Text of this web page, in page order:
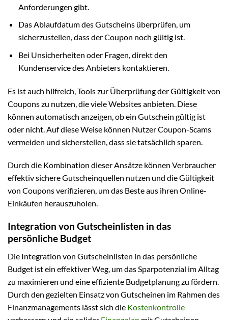
Anforderungen gibt.
Das Ablaufdatum des Gutscheins überprüfen, um
sicherzustellen, dass der Coupon noch gültig ist.
Bei Unsicherheiten oder Fragen, direkt den
Kundenservice des Anbieters kontaktieren.
Es ist auch hilfreich, Tools zur Überprüfung der Gültigkeit von
Coupons zu nutzen, die viele Websites anbieten. Diese
können automatisch anzeigen, ob ein Gutschein gültig ist
oder nicht. Auf diese Weise können Nutzer Coupon-Scams
vermeiden und sicherstellen, dass sie tatsächlich sparen.
Durch die Kombination dieser Ansätze können Verbraucher
effektiv sichere Gutscheinquellen nutzen und die Gültigkeit
von Coupons verifizieren, um das Beste aus ihren Online-
Einkäufen herauszuholen.
Integration von Gutscheinlisten in das
persönliche Budget
Die Integration von Gutscheinlisten in das persönliche
Budget ist ein effektiver Weg, um das Sparpotenzial im Alltag
zu maximieren und eine effiziente Budgetplanung zu fördern.
Durch den gezielten Einsatz von Gutscheinen im Rahmen des
Finanzmanagements lässt sich die Kostenkontrolle